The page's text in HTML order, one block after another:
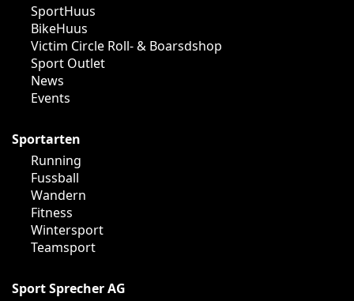
SportHuus
BikeHuus
Victim Circle Roll- & Boarsdshop
Sport Outlet
News
Events
Sportarten
Running
Fussball
Wandern
Fitness
Wintersport
Teamsport
Sport Sprecher AG